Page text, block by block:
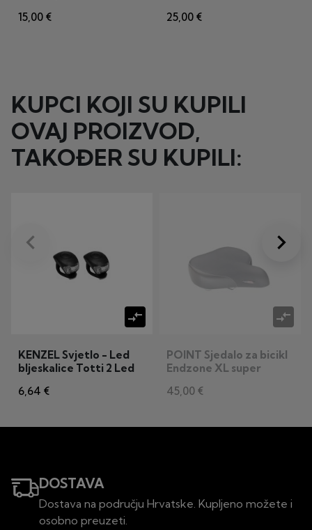
15,00 €
25,00 €
KUPCI KOJI SU KUPILI
OVAJ PROIZVOD,
TAKOĐER SU KUPILI:
compare_arrows
KENZEL Svjetlo - Led
bljeskalice Totti 2 Led
6,64 €
compare_arrows
POINT Sjedalo za bicikl
Endzone XL super
45,00 €
Prije
keyboard_arrow_left Dalje
keyboard_arrow_right
DOSTAVA
Dostava na području Hrvatske. Kupljeno možete i
osobno preuzeti.